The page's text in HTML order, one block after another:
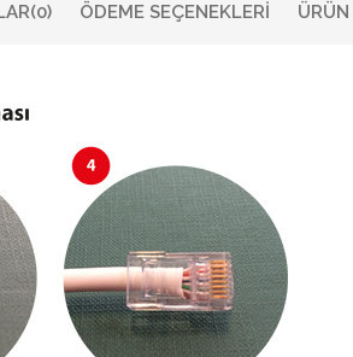
(0) ÖDEME SEÇENEKLERI